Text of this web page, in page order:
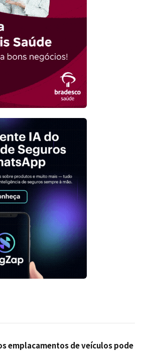
emplacamentos de veículos pode